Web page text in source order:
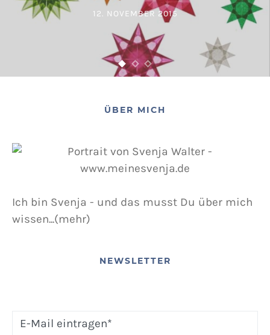
POSTED ON
12. NOVEMBER 2015
ÜBER MICH
Ich bin Svenja - und das musst Du über mich
wissen...(mehr)
NEWSLETTER